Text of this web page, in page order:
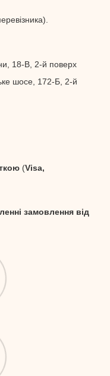
18-В, 2-й поверх
шосе, 172-Б, 2-й
(Visa,
замовлення від